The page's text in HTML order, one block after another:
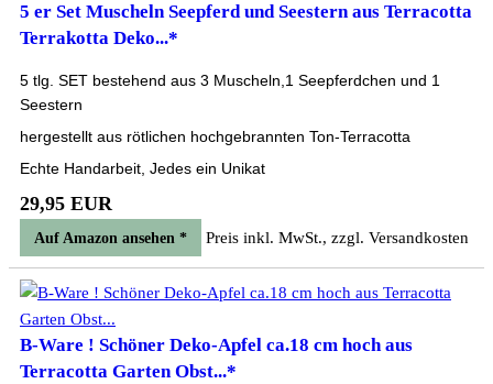
5 er Set Muscheln Seepferd und Seestern aus Terracotta
Terrakotta Deko...*
5 tlg. SET bestehend aus 3 Muscheln,1 Seepferdchen und 1
Seestern
hergestellt aus rötlichen hochgebrannten Ton-Terracotta
Echte Handarbeit, Jedes ein Unikat
29,95 EUR
Auf Amazon ansehen * Preis inkl. MwSt., zzgl. Versandkosten
B-Ware ! Schöner Deko-Apfel ca.18 cm hoch aus
Terracotta Garten Obst...*